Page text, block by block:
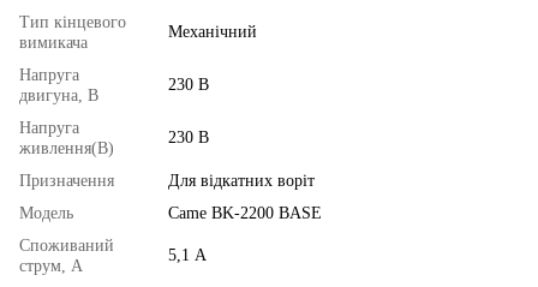
Тип кінцевого
вимикача
Механічний
Напруга
двигуна, В
230 В
Напруга
живлення(В)
230 В
Призначення
Для відкатних воріт
Модель
Came ВK-2200 BASE
Споживаний
струм, А
5,1 А